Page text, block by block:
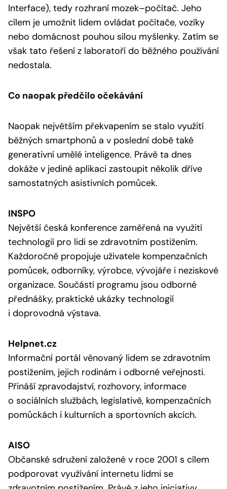
Interface), tedy rozhraní mozek–počítač. Jeho
cílem je umožnit lidem ovládat počítače, vozíky
nebo domácnost pouhou silou myšlenky. Zatím se
však tato řešení z laboratoří do běžného používání
nedostala.
Co naopak předčilo očekávání
Naopak největším překvapením se stalo využití
běžných smartphonů a v poslední době také
generativní umělé inteligence. Právě ta dnes
dokáže v jediné aplikaci zastoupit několik dříve
samostatných asistivních pomůcek.
INSPO
Největší česká konference zaměřená na využití
technologií pro lidi se zdravotním postižením.
Každoročně propojuje uživatele kompenzačních
pomůcek, odborníky, výrobce, vývojáře i neziskové
organizace. Součástí programu jsou odborné
přednášky, praktické ukázky technologií
i doprovodná výstava.
Helpnet.cz
Informační portál věnovaný lidem se zdravotním
postižením, jejich rodinám i odborné veřejnosti.
Přináší zpravodajství, rozhovory, informace
o sociálních službách, legislativě, kompenzačních
pomůckách i kulturních a sportovních akcích.
AISO
Občanské sdružení založené v roce 2001 s cílem
podporovat využívání internetu lidmi se